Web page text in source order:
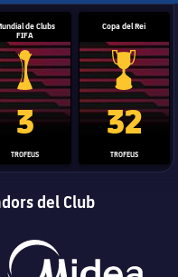
de Campions
de Clubs
FIFA
Trofeu del Mundial de Clubs
3
TROFEUS
Copa del Rei
Copa del
32
TROFEUS
del Club